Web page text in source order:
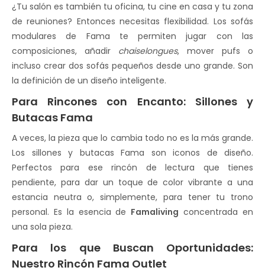
¿Tu salón es también tu oficina, tu cine en casa y tu zona
de reuniones? Entonces necesitas flexibilidad. Los sofás
modulares de Fama te permiten jugar con las
composiciones, añadir chaiselongues, mover pufs o
incluso crear dos sofás pequeños desde uno grande. Son
la definición de un diseño inteligente.
Para Rincones con Encanto: Sillones y
Butacas Fama
A veces, la pieza que lo cambia todo no es la más grande.
Los sillones y butacas Fama son iconos de diseño.
Perfectos para ese rincón de lectura que tienes
pendiente, para dar un toque de color vibrante a una
estancia neutra o, simplemente, para tener tu trono
personal. Es la esencia de Famaliving concentrada en
una sola pieza.
Para los que Buscan Oportunidades:
Nuestro Rincón Fama Outlet